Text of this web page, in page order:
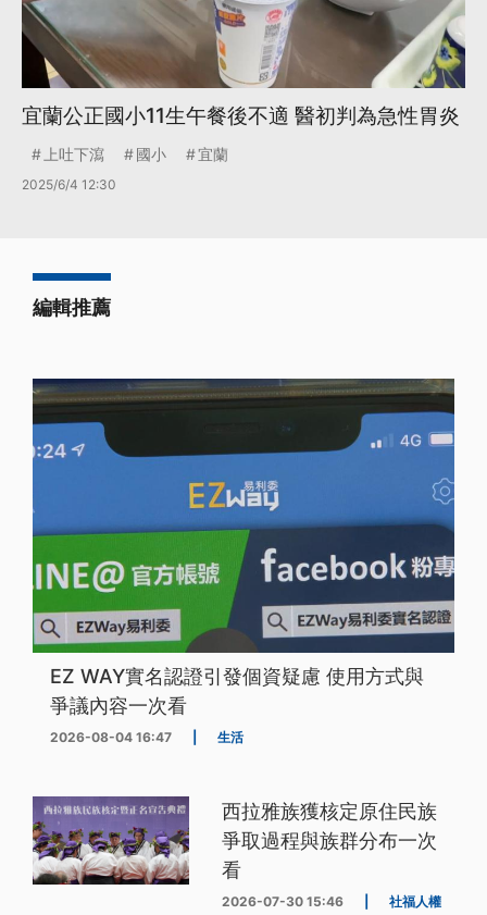
宜蘭公正國小11生午餐後不適 醫初判為急性胃炎
上吐下瀉 國小 宜蘭
2025/6/4 12:30
編輯推薦
EZ WAY實名認證引發個資疑慮 使用方式與
爭議內容一次看
2026-08-04 16:47 生活
西拉雅族獲核定原住民族
爭取過程與族群分布一次
看
2026-07-30 15:46 社福人權